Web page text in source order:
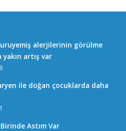
alerjilerinin görülme
yakın artış var
ile doğan çocuklarda daha
Astım Var